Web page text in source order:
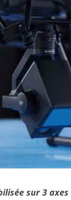
sur 3 axes